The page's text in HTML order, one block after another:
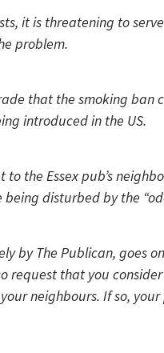
it is threatening to
problem.
that the smoking ban
introduced in the US.
the Essex pub’s
disturbed by the
by The Publican, goes
request that you
neighbours. If so,